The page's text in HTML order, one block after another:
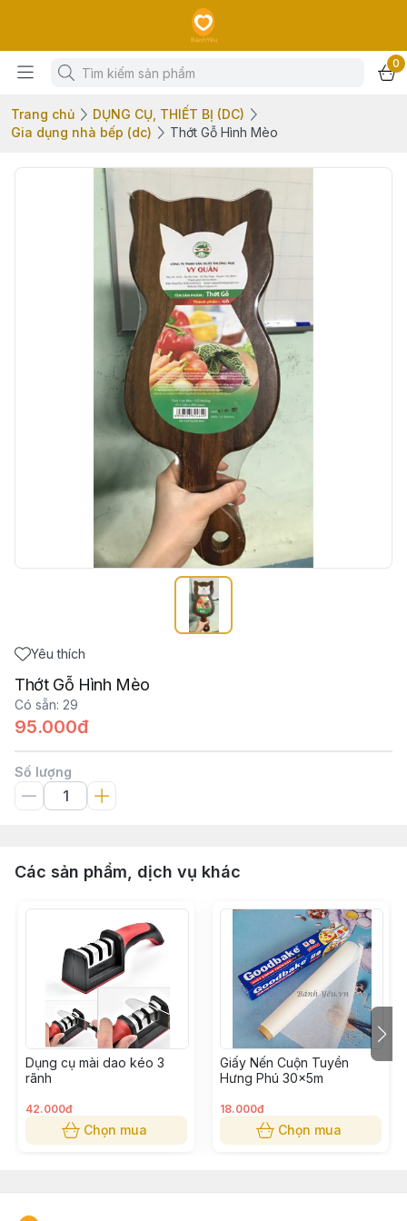
0
Trang chủ
DỤNG CỤ, THIẾT BỊ (DC)
Gia dụng nhà bếp (dc)
Thớt Gỗ Hình Mèo
Yêu thích
Thớt Gỗ Hình Mèo
Có sẵn: 29
95.000đ
Số lượng
Các sản phẩm, dịch vụ khác
Dụng cụ mài dao kéo 3
rãnh
42.000đ
Chọn mua
Giấy Nến Cuộn Tuyền
Hưng Phú 30x5m
18.000đ
Chọn mua